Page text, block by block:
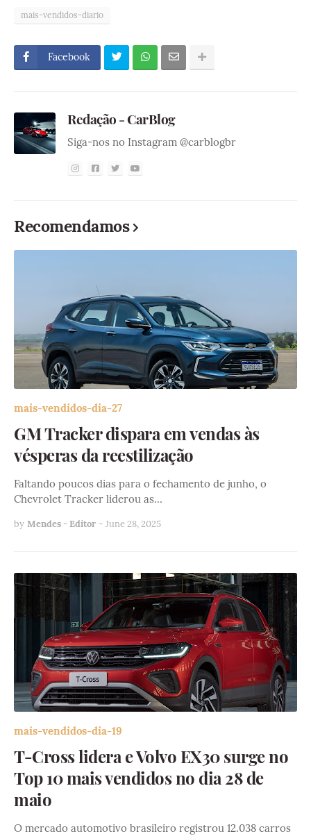
mais-vendidos-diario
Facebook
Redação - CarBlog
Siga-nos no Instagram @carblogbr
Recomendamos
mais-vendidos-dia-27
GM Tracker dispara em vendas às
vésperas da reestilização
Faltando poucos dias para o fechamento de junho, o
Chevrolet Tracker liderou as…
by Mendes - Editor - June 28, 2025
mais-vendidos-dia-19
T-Cross lidera e Volvo EX30 surge no
Top 10 mais vendidos no dia 28 de
maio
O mercado automotivo brasileiro registrou 12.038 carros